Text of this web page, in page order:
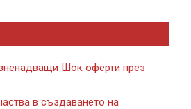
Шок оферти през
в създаването на